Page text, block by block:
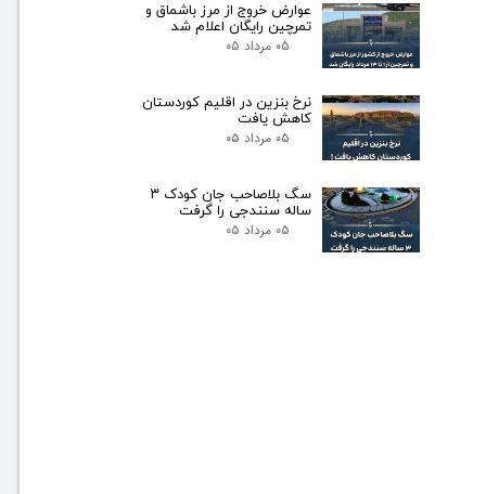
عوارض خروج از مرز باشماق و
تمرچین رایگان اعلام شد
۰۵ مرداد ۰۵
نرخ بنزین در اقلیم کوردستان
کاهش یافت
۰۵ مرداد ۰۵
سگ بلاصاحب جان کودک ۳
ساله سنندجی را گرفت
۰۵ مرداد ۰۵